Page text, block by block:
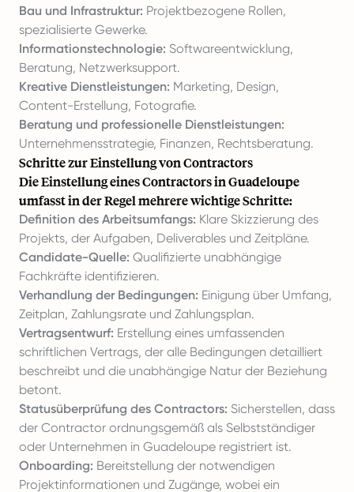
Bau und Infrastruktur: Projektbezogene Rollen,
spezialisierte Gewerke.
Informationstechnologie: Softwareentwicklung,
Beratung, Netzwerksupport.
Kreative Dienstleistungen: Marketing, Design,
Content-Erstellung, Fotografie.
Beratung und professionelle Dienstleistungen:
Unternehmensstrategie, Finanzen, Rechtsberatung.
Schritte zur Einstellung von Contractors
Die Einstellung eines Contractors in Guadeloupe
umfasst in der Regel mehrere wichtige Schritte:
Definition des Arbeitsumfangs: Klare Skizzierung des
Projekts, der Aufgaben, Deliverables und Zeitpläne.
Candidate-Quelle: Qualifizierte unabhängige
Fachkräfte identifizieren.
Verhandlung der Bedingungen: Einigung über Umfang,
Zeitplan, Zahlungsrate und Zahlungsplan.
Vertragsentwurf: Erstellung eines umfassenden
schriftlichen Vertrags, der alle Bedingungen detailliert
beschreibt und die unabhängige Natur der Beziehung
betont.
Statusüberprüfung des Contractors: Sicherstellen, dass
der Contractor ordnungsgemäß als Selbstständiger
oder Unternehmen in Guadeloupe registriert ist.
Onboarding: Bereitstellung der notwendigen
Projektinformationen und Zugänge, wobei ein